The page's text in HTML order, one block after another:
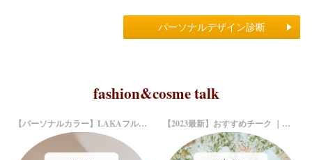
パーソナルデザイン診断
fashion&cosme talk
【パーソナルカラー】LAKAフルーティーグラムティントおすすめ6色 【2023最新】おすすめチーク ｜イエベ・ブルベ別